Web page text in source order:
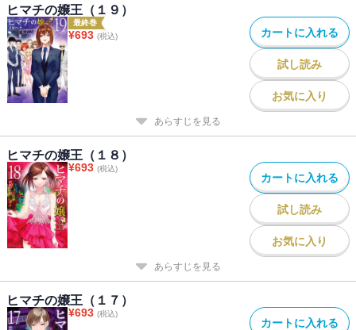
ヒマチの嬢王（１９）
最終巻
¥693 (税込) カートに入れる
試し読み
お気に入り
あらすじを見る
ヒマチの嬢王（１８）
¥693 (税込)
カートに入れる
試し読み
お気に入り
あらすじを見る
ヒマチの嬢王（１７）
¥693 (税込)
カートに入れる